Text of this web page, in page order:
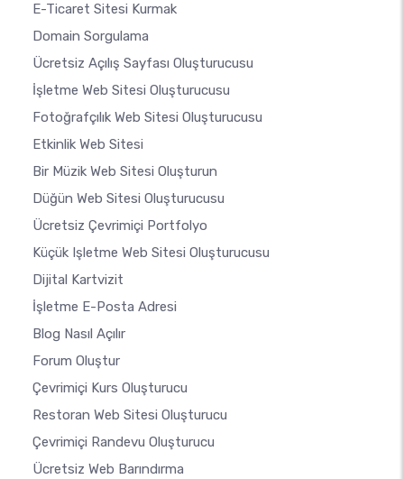
E-Ticaret Sitesi Kurmak
Domain Sorgulama
Ücretsiz Açılış Sayfası Oluşturucusu
İşletme Web Sitesi Oluşturucusu
Fotoğrafçılık Web Sitesi Oluşturucusu
Etkinlik Web Sitesi
Bir Müzik Web Sitesi Oluşturun
Düğün Web Sitesi Oluşturucusu
Ücretsiz Çevrimiçi Portfolyo
Küçük Işletme Web Sitesi Oluşturucusu
Dijital Kartvizit
İşletme E-Posta Adresi
Blog Nasıl Açılır
Forum Oluştur
Çevrimiçi Kurs Oluşturucu
Restoran Web Sitesi Oluşturucu
Çevrimiçi Randevu Oluşturucu
Ücretsiz Web Barındırma